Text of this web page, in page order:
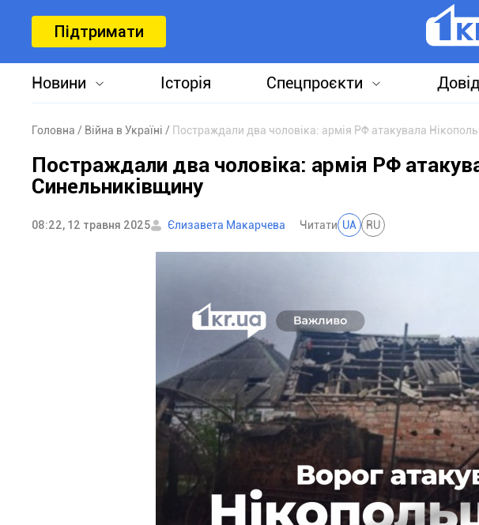
Підтримати
Новини Історія Спецпроєкти
Головна Війна в Україні Постраждали два чоловіка: армія РФ атакувала
Постраждали два чоловіка: армія РФ
Синельниківщину
08:22, 12 травня 2025 Єлизавета Макарчева Читати UA RU